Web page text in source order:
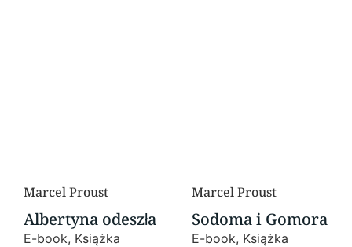
Marcel Proust
Albertyna odeszła
E-book, Książka
Marcel Proust
Sodoma i Gomora
E-book, Książka